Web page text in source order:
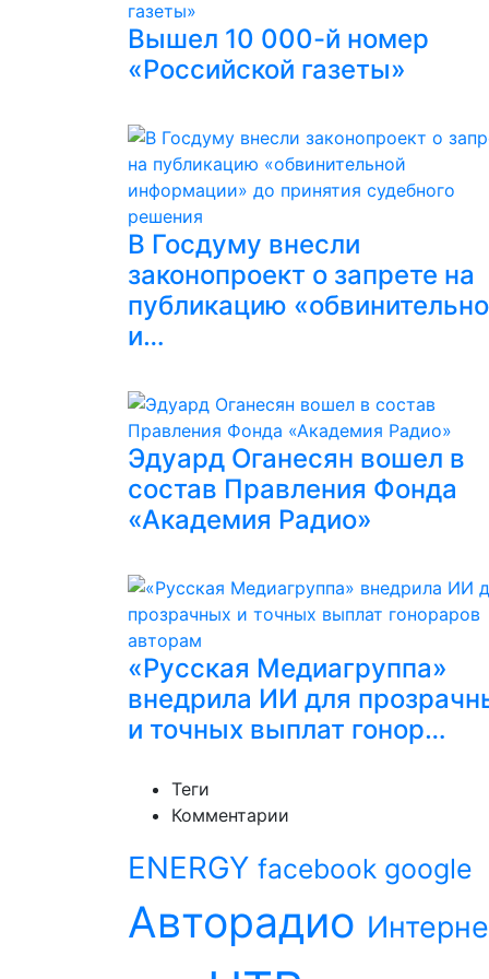
Вышел 10 000-й номер
«Российской газеты»
В Госдуму внесли
законопроект о запрете на
публикацию
и…
Эдуард Оганесян вошел в
состав Правления Фонда
«Академия Радио»
«Русская Медиагруппа»
внедрила ИИ для
и точных выплат гонор…
Теги
Комментарии
ENERGY facebook google
Авторадио